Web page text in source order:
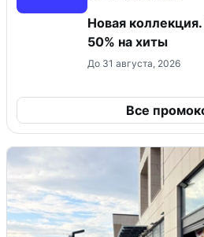
Новая
50% на хиты
До 31 августа, 2026
Все